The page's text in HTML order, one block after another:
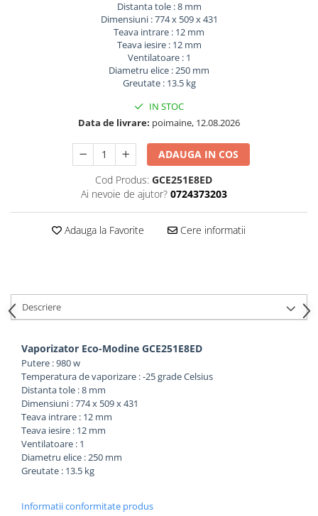
Distanta tole : 8 mm
Dimensiuni : 774 x 509 x 431
Teava intrare : 12 mm
Teava iesire : 12 mm
Ventilatoare : 1
Diametru elice : 250 mm
Greutate : 13.5 kg
IN STOC
Data de livrare: poimaine, 12.08.2026
ADAUGA IN COS
Cod Produs: GCE251E8ED
Ai nevoie de ajutor? 0724373203
Adauga la Favorite Cere informatii
Descriere
Vaporizator Eco-Modine GCE251E8ED
Putere : 980 w
Temperatura de vaporizare : -25 grade Celsius
Distanta tole : 8 mm
Dimensiuni : 774 x 509 x 431
Teava intrare : 12 mm
Teava iesire : 12 mm
Ventilatoare : 1
Diametru elice : 250 mm
Greutate : 13.5 kg
Informatii conformitate produs